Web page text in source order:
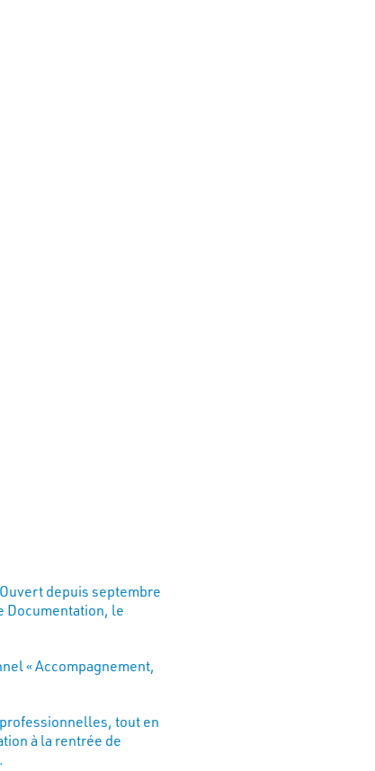
depuis septembre
Documentation, le
« Accompagnement,
tout en
à la rentrée de